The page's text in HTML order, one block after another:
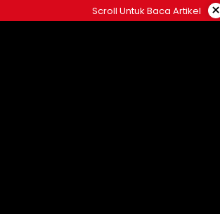
ke
Scroll Untuk Baca Artikel ×